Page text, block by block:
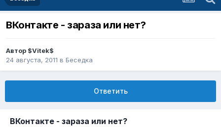
ВКонтакте - зараза или нет?
Автор $Vitek$
24 августа, 2011 в Беседка
Ответить
ВКонтакте - зараза или нет?